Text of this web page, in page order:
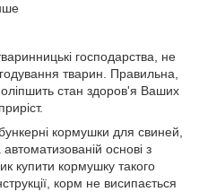
господарства, не
тварин. Правильна,
стан здоров'я Ваших
кормушки для свиней,
основі з
купити кормушку такого
корм не висипається